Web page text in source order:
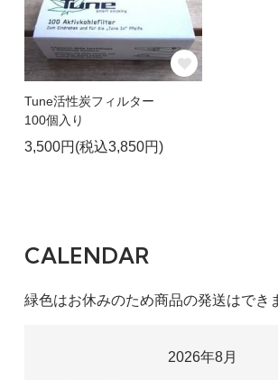
Tune活性炭フィルター
100個入り
3,500円(税込3,850円)
CALENDAR
緑色はお休みのため商品の発送はでき
2026年8月